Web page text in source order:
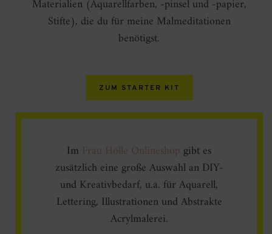
Materialien (Aquarellfarben, -pinsel und -papier,
Stifte), die du für meine Malmeditationen
benötigst.
ZUM STARTER KIT
Im Frau Hölle Onlineshopgibt es
zusätzlich eine große Auswahl an DIY-
und Kreativbedarf, u.a. für Aquarell,
Lettering, Illustrationen und Abstrakte
Acrylmalerei.